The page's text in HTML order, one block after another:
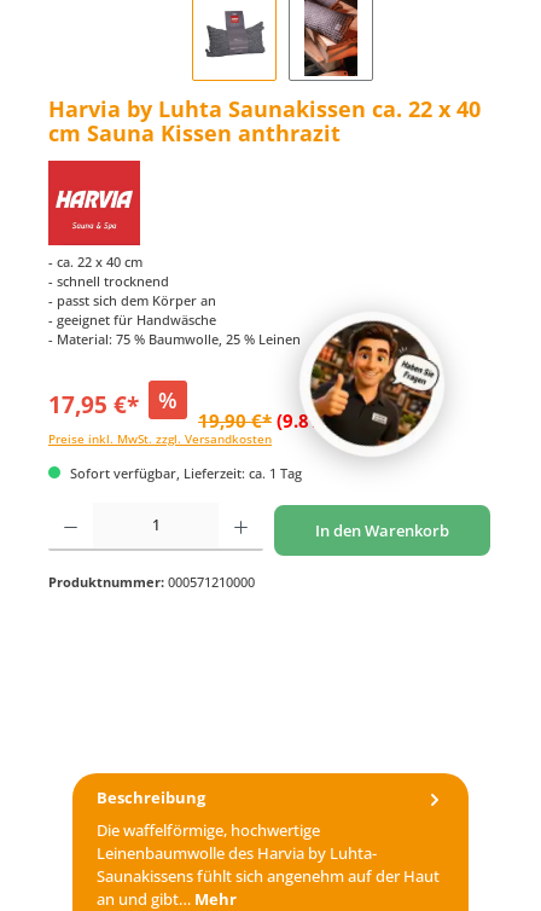
Harvia by Luhta Saunakissen ca. 22 x 40
cm Sauna Kissen anthrazit
- ca. 22 x 40 cm
- schnell trocknend
- passt sich dem Körper an
- geeignet für Handwäsche
- Material: 75 % Baumwolle, 25 % Leinen
17,95 €* %
19,90 €* (9.8% gespart)
Preise inkl. MwSt. zzgl. Versandkosten
Sofort verfügbar, Lieferzeit: ca. 1 Tag
Produkt Anzahl: Gib den gewünschten Wert ein oder benutze die Schaltflächen um
In den Warenkorb
Produktnummer: 000571210000
Beschreibung
Die waffelförmige, hochwertige
Leinenbaumwolle des Harvia by Luhta-
Saunakissens fühlt sich angenehm auf der Haut
an und gibt… Mehr